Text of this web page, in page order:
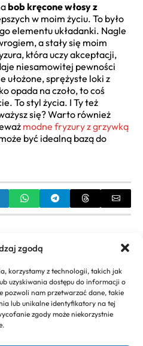
zgodą
korzystamy z technologii, takich jak
uzyskiwania dostępu do informacji o
pozwoli nam przetwarzać dane, takie
lub unikalne identyfikatory na tej
zgody może niekorzystnie
bob kręcone włosy z
w moim życiu. To było
elementu układanki. Nagle
a stały się moim
która uczy akceptacji,
niesamowitej pewności
ułożone, sprężyste loki z
opada na czoło, to coś
To styl życia. I Ty też
się? Warto również
modne fryzury z grzywką
być idealną bazą do
dla włosów do ramion:
NEXT
i Stylizacje | Poradnik
Krok po Kroku